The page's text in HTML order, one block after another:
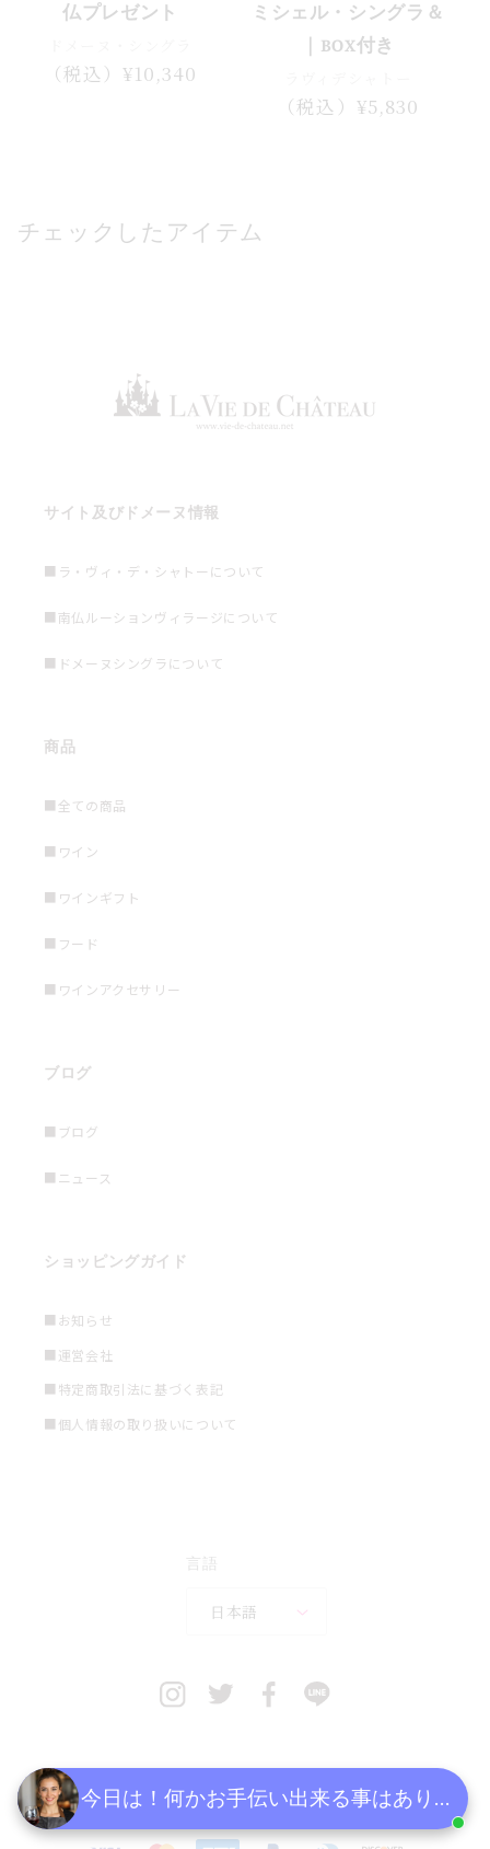
今日は！何かお手伝い出来る事はあります
仏プレゼント
通（税込）¥10,340
ミシェル・シングラ＆
｜BOX付き
通（税込）¥5,830
チェックしたアイテム
サイト及びドメーヌ情報
■ラ・ヴィ・デ・シャトーについて
■南仏ルーションヴィラージについて
■ドメーヌシングラについて
商品
■全ての商品
■ワイン
■ワインギフト
■フード
■ワインアクセサリー
ブログ
■ブログ
■ニュース
ショッピングガイド
■お知らせ
■運営会社
■特定商取引法に基づく表記
■個人情報の取り扱いについて
言語
日本語
決